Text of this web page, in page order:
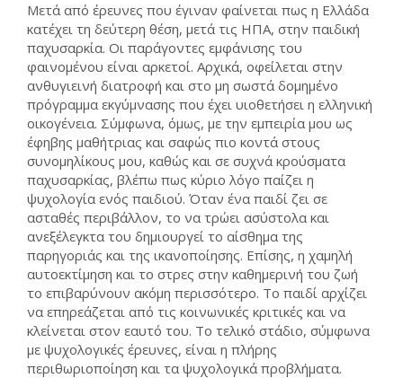
Μετά από έρευνες που έγιναν φαίνεται πως η Ελλάδα
κατέχει τη δεύτερη θέση, μετά τις ΗΠΑ, στην παιδική
παχυσαρκία. Οι παράγοντες εμφάνισης του
φαινομένου είναι αρκετοί. Αρχικά, οφείλεται στην
ανθυγιεινή διατροφή και στο μη σωστά δομημένο
πρόγραμμα εκγύμνασης που έχει υιοθετήσει η ελληνική
οικογένεια. Σύμφωνα, όμως, με την εμπειρία μου ως
έφηβης μαθήτριας και σαφώς πιο κοντά στους
συνομηλίκους μου, καθώς και σε συχνά κρούσματα
παχυσαρκίας, βλέπω πως κύριο λόγο παίζει η
ψυχολογία ενός παιδιού. Όταν ένα παιδί ζει σε
ασταθές περιβάλλον, το να τρώει ασύστολα και
ανεξέλεγκτα του δημιουργεί το αίσθημα της
παρηγοριάς και της ικανοποίησης. Επίσης, η χαμηλή
αυτοεκτίμηση και το στρες στην καθημερινή του ζωή
το επιβαρύνουν ακόμη περισσότερο. Το παιδί αρχίζει
να επηρεάζεται από τις κοινωνικές κριτικές και να
κλείνεται στον εαυτό του. Το τελικό στάδιο, σύμφωνα
με ψυχολογικές έρευνες, είναι η πλήρης
περιθωριοποίηση και τα ψυχολογικά προβλήματα.